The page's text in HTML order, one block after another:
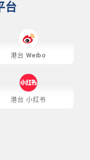
台
港台 Weibo
港台 小红书